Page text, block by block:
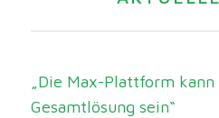
„Die Max-Plattform
Gesamtlösung sein“